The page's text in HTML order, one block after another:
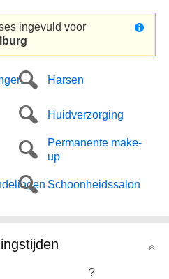
ingevuld voor
Harsen
Huidverzorging
Permanente make-
up
Schoonheidssalon
?